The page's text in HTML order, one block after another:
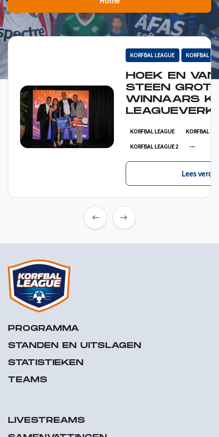
KORFBAL LEAGUE KORFBAL
HOEK EN VAN
STEEN
WINNAARS
KORFBAL LEAGUE KORFBAL
KORFBAL LEAGUE 2
Lees verder
PROGRAMMA
STANDEN EN UITSLAGEN
STATISTIEKEN
TEAMS
LIVESTREAMS